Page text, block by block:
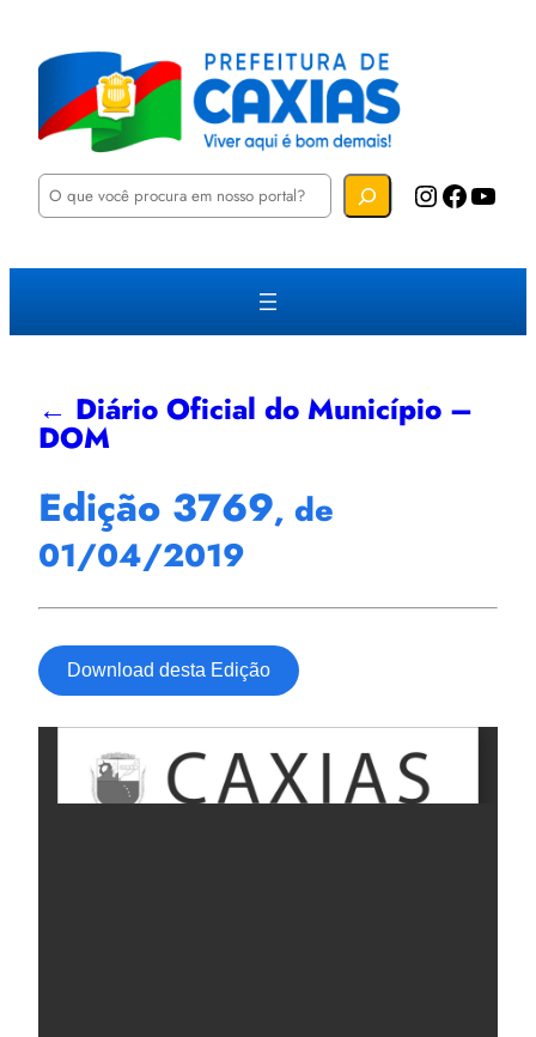
P
u
a
Instagram Facebook YouTube
← Diário Oficial do Município –
DOM
Edição 3769, de
01/04/2019
Download desta Edição